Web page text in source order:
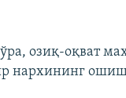
озиқ-оқват
нархининг